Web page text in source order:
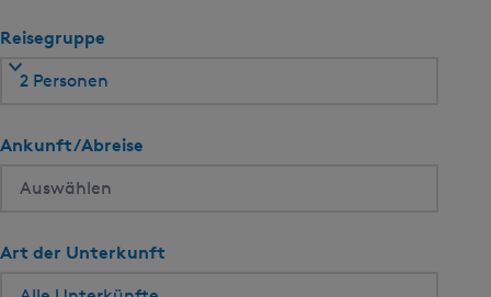
Reisegruppe
2 Personen
Ankunft/Abreise
Art der Unterkunft